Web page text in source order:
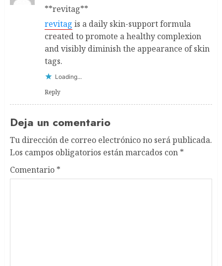
**revitag**
revitag is a daily skin-support formula
created to promote a healthy complexion
and visibly diminish the appearance of skin
tags.
Loading...
Reply
Deja un comentario
Tu dirección de correo electrónico no será publicada.
Los campos obligatorios están marcados con *
Comentario *